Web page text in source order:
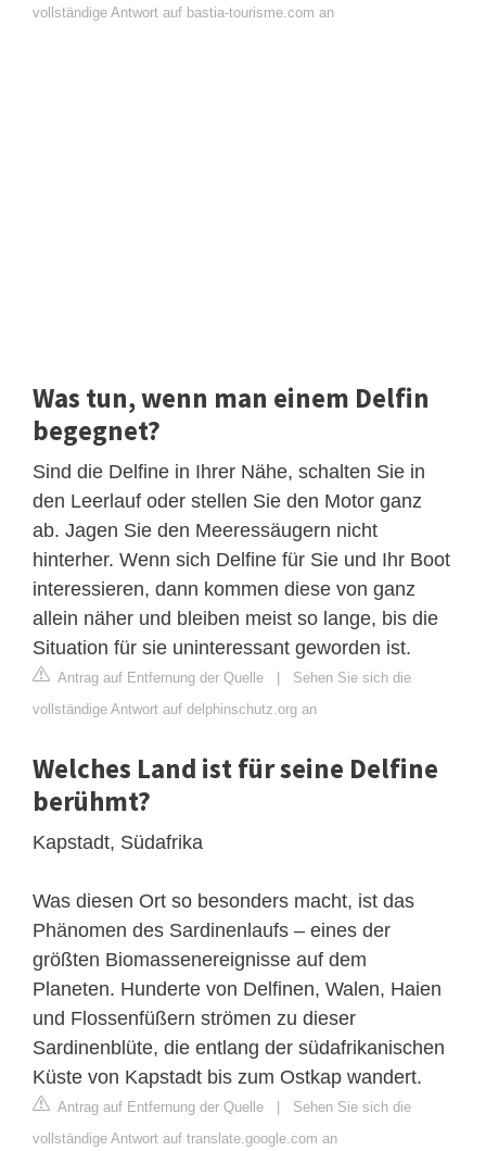
vollständige Antwort auf bastia-tourisme.com an
Was tun, wenn man einem Delfin
begegnet?
Sind die Delfine in Ihrer Nähe, schalten Sie in
den Leerlauf oder stellen Sie den Motor ganz
ab. Jagen Sie den Meeressäugern nicht
hinterher. Wenn sich Delfine für Sie und Ihr Boot
interessieren, dann kommen diese von ganz
allein näher und bleiben meist so lange, bis die
Situation für sie uninteressant geworden ist.
Antrag auf Entfernung der Quelle | Sehen Sie sich die
vollständige Antwort auf delphinschutz.org an
Welches Land ist für seine Delfine
berühmt?
Kapstadt, Südafrika
Was diesen Ort so besonders macht, ist das
Phänomen des Sardinenlaufs – eines der
größten Biomassenereignisse auf dem
Planeten. Hunderte von Delfinen, Walen, Haien
und Flossenfüßern strömen zu dieser
Sardinenblüte, die entlang der südafrikanischen
Küste von Kapstadt bis zum Ostkap wandert.
Antrag auf Entfernung der Quelle | Sehen Sie sich die
vollständige Antwort auf translate.google.com an